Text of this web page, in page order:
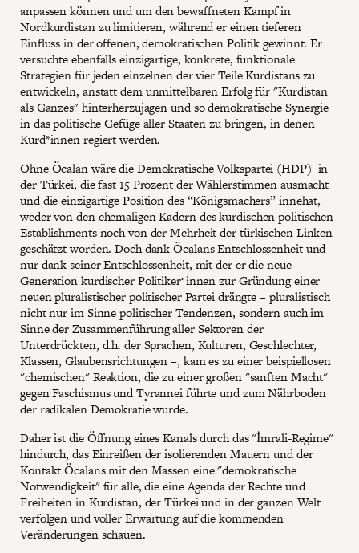
anpassen können und um den bewaffneten Kampf in
Nordkurdistan zu limitieren, während er einen tieferen
Einfluss in der offenen, demokratischen Politik gewinnt. Er
versuchte ebenfalls einzigartige, konkrete, funktionale
Strategien für jeden einzelnen der vier Teile Kurdistans zu
entwickeln, anstatt dem unmittelbaren Erfolg für "Kurdistan
als Ganzes" hinterherzujagen und so demokratische Synergie
in das politische Gefüge aller Staaten zu bringen, in denen
Kurd*innen regiert werden.
Ohne Öcalan wäre die Demokratische Volkspartei (HDP) in
der Türkei, die fast 15 Prozent der Wählerstimmen ausmacht
und die einzigartige Position des “Königsmachers” innehat,
weder von den ehemaligen Kadern des kurdischen politischen
Establishments noch von der Mehrheit der türkischen Linken
geschätzt worden. Doch dank Öcalans Entschlossenheit und
nur dank seiner Entschlossenheit, mit der er die neue
Generation kurdischer Politiker*innen zur Gründung einer
neuen pluralistischer politischer Partei drängte – pluralistisch
nicht nur im Sinne politischer Tendenzen, sondern auch im
Sinne der Zusammenführung aller Sektoren der
Unterdrückten, d.h. der Sprachen, Kulturen, Geschlechter,
Klassen, Glaubensrichtungen –, kam es zu einer beispiellosen
"chemischen" Reaktion, die zu einer großen "sanften Macht"
gegen Faschismus und Tyrannei führte und zum Nährboden
der radikalen Demokratie wurde.
Daher ist die Öffnung eines Kanals durch das "İmrali-Regime"
hindurch, das Einreißen der isolierenden Mauern und der
Kontakt Öcalans mit den Massen eine "demokratische
Notwendigkeit" für alle, die eine Agenda der Rechte und
Freiheiten in Kurdistan, der Türkei und in der ganzen Welt
verfolgen und voller Erwartung auf die kommenden
Veränderungen schauen.